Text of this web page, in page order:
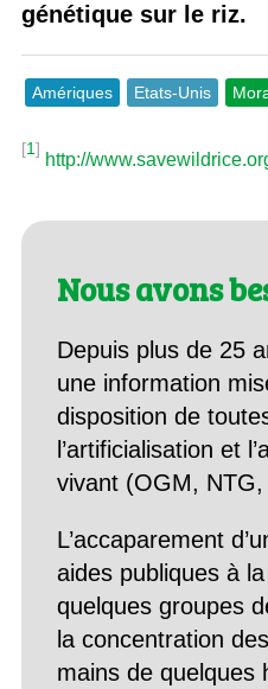
génétique sur le riz.
Amériques Etats-Unis
[1]
http://
Nous avons
Depuis plus de 25
une information
disposition de
l’artificialisation et
vivant (OGM,
L’accaparement
aides publiques à
quelques groupes
la concentration
mains de quelques